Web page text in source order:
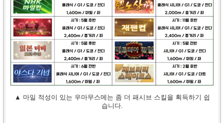
▲ 마일 적성이 있는 우마무스메는 좀 더 패시브 스킬을 획득하기 쉽
습니다.